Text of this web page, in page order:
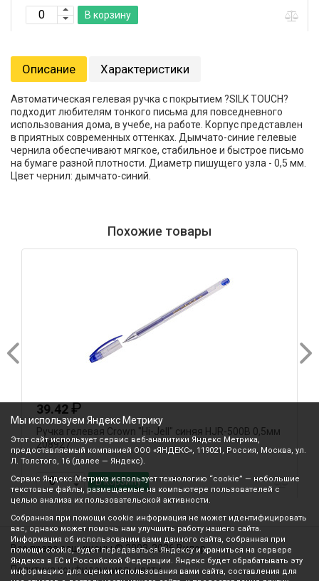
В корзину
Описание Характеристики
Автоматическая гелевая ручка с покрытием ?SILK TOUCH?
подходит любителям тонкого письма для повседневного
использования дома, в учебе, на работе. Корпус представлен
в приятных современных оттенках. Дымчато-синие гелевые
чернила обеспечивают мягкое, стабильное и быстрое письмо
на бумаге разной плотности. Диаметр пишущего узла - 0,5 мм.
Цвет чернил: дымчато-синий.
Похожие товары
₽
гелевая Crown "Hi-Jell" синяя HJR-500B 0,5мм
В корзину
₽
Ручка
Все права защищены © 2003-2026 Вилор
Политика конфиденциальности
Мы используем Яндекс Метрику
Этот сайт использует сервис веб-аналитики Яндекс Метрика,
предоставляемый компанией ООО «ЯНДЕКС», 119021, Россия, Москва, ул.
Л. Толстого, 16 (далее — Яндекс).
Сервис Яндекс Метрика использует технологию “cookie” — небольшие
текстовые файлы, размещаемые на компьютере пользователей с
целью анализа их пользовательской активности.
Собранная при помощи cookie информация не может идентифицировать
вас, однако может помочь нам улучшить работу нашего сайта.
Информация об использовании вами данного сайта, собранная при
помощи cookie, будет передаваться Яндексу и храниться на сервере
Яндекса в ЕС и Российской Федерации. Яндекс будет обрабатывать эту
информацию для оценки использования вами сайта, составления для